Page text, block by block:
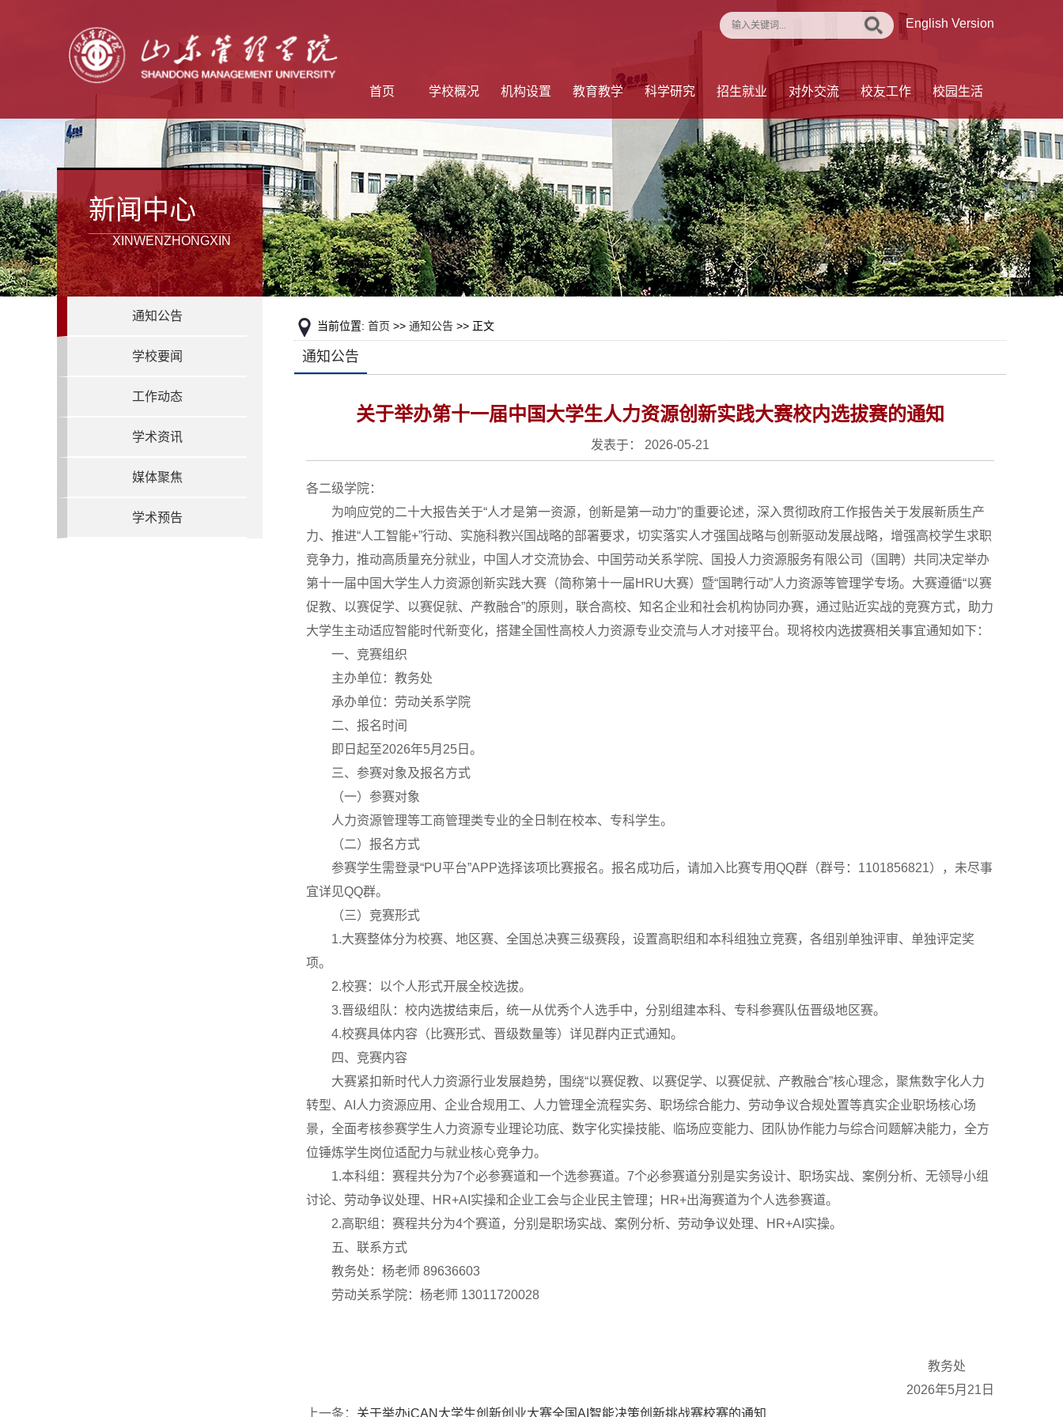
English Version
首页 学校概况 机构设置 教育教学 科学研究 招生就业 对外交流 校友工作 校园生活
新闻中心
XINWENZHONGXIN
通知公告
学校要闻
工作动态
学术资讯
媒体聚焦
学术预告
当前位置: 首页 >> 通知公告 >> 正文
通知公告
关于举办第十一届中国大学生人力资源创新实践大赛校内选拔赛的通知
发表于： 2026-05-21
各二级学院：
为响应党的二十大报告关于“人才是第一资源，创新是第一动力”的重要论述，深入贯彻政府工作报告关于发展新质生产
力、推进“人工智能+”行动、实施科教兴国战略的部署要求，切实落实人才强国战略与创新驱动发展战略，增强高校学生求职
竞争力，推动高质量充分就业，中国人才交流协会、中国劳动关系学院、国投人力资源服务有限公司（国聘）共同决定举办
第十一届中国大学生人力资源创新实践大赛（简称第十一届HRU大赛）暨“国聘行动”人力资源等管理学专场。大赛遵循“以赛
促教、以赛促学、以赛促就、产教融合”的原则，联合高校、知名企业和社会机构协同办赛，通过贴近实战的竞赛方式，助力
大学生主动适应智能时代新变化，搭建全国性高校人力资源专业交流与人才对接平台。现将校内选拔赛相关事宜通知如下：
一、竞赛组织
主办单位：教务处
承办单位：劳动关系学院
二、报名时间
即日起至2026年5月25日。
三、参赛对象及报名方式
（一）参赛对象
人力资源管理等工商管理类专业的全日制在校本、专科学生。
（二）报名方式
参赛学生需登录“PU平台”APP选择该项比赛报名。报名成功后，请加入比赛专用QQ群（群号：1101856821），未尽事
宜详见QQ群。
（三）竞赛形式
1.大赛整体分为校赛、地区赛、全国总决赛三级赛段，设置高职组和本科组独立竞赛，各组别单独评审、单独评定奖
项。
2.校赛：以个人形式开展全校选拔。
3.晋级组队：校内选拔结束后，统一从优秀个人选手中，分别组建本科、专科参赛队伍晋级地区赛。
4.校赛具体内容（比赛形式、晋级数量等）详见群内正式通知。
四、竞赛内容
大赛紧扣新时代人力资源行业发展趋势，围绕“以赛促教、以赛促学、以赛促就、产教融合”核心理念，聚焦数字化人力
转型、AI人力资源应用、企业合规用工、人力管理全流程实务、职场综合能力、劳动争议合规处置等真实企业职场核心场
景，全面考核参赛学生人力资源专业理论功底、数字化实操技能、临场应变能力、团队协作能力与综合问题解决能力，全方
位锤炼学生岗位适配力与就业核心竞争力。
1.本科组：赛程共分为7个必参赛道和一个选参赛道。7个必参赛道分别是实务设计、职场实战、案例分析、无领导小组
讨论、劳动争议处理、HR+AI实操和企业工会与企业民主管理；HR+出海赛道为个人选参赛道。
2.高职组：赛程共分为4个赛道，分别是职场实战、案例分析、劳动争议处理、HR+AI实操。
五、联系方式
教务处：杨老师 89636603
劳动关系学院：杨老师 13011720028
教务处
2026年5月21日
上一条： 关于举办iCAN大学生创新创业大赛全国AI智能决策创新挑战赛校赛的通知